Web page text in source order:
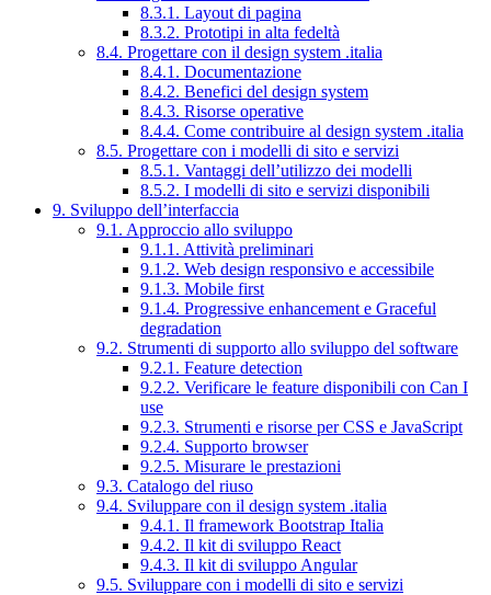
8.3.1. Layout di pagina
8.3.2. Prototipi in alta fedeltà
8.4. Progettare con il design system .italia
8.4.1. Documentazione
8.4.2. Benefici del design system
8.4.3. Risorse operative
8.4.4. Come contribuire al design system .italia
8.5. Progettare con i modelli di sito e servizi
8.5.1. Vantaggi dell’utilizzo dei modelli
8.5.2. I modelli di sito e servizi disponibili
9. Sviluppo dell’interfaccia
9.1. Approccio allo sviluppo
9.1.1. Attività preliminari
9.1.2. Web design responsivo e accessibile
9.1.3. Mobile first
9.1.4. Progressive enhancement e Graceful
degradation
9.2. Strumenti di supporto allo sviluppo del software
9.2.1. Feature detection
9.2.2. Verificare le feature disponibili con Can I
use
9.2.3. Strumenti e risorse per CSS e JavaScript
9.2.4. Supporto browser
9.2.5. Misurare le prestazioni
9.3. Catalogo del riuso
9.4. Sviluppare con il design system .italia
9.4.1. Il framework Bootstrap Italia
9.4.2. Il kit di sviluppo React
9.4.3. Il kit di sviluppo Angular
9.5. Sviluppare con i modelli di sito e servizi